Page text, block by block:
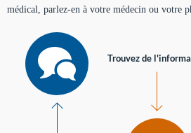
médical, parlez-en à votre médecin ou votre
Trouvez de